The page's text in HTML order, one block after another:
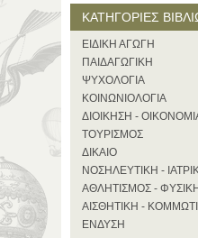
ΚΑΤΗΓΟΡΙΕΣ
ΕΙΔΙΚΗ ΑΓΩΓΗ
ΠΑΙΔΑΓΩΓΙΚΗ
ΨΥΧΟΛΟΓΙΑ
ΚΟΙΝΩΝΙΟΛΟΓΙΑ
ΔΙΟΙΚΗΣΗ -
ΤΟΥΡΙΣΜΟΣ
ΔΙΚΑΙΟ
ΝΟΣΗΛΕΥΤΙΚΗ -
ΑΘΛΗΤΙΣΜΟΣ -
ΑΙΣΘΗΤΙΚΗ -
ΕΝΔΥΣΗ